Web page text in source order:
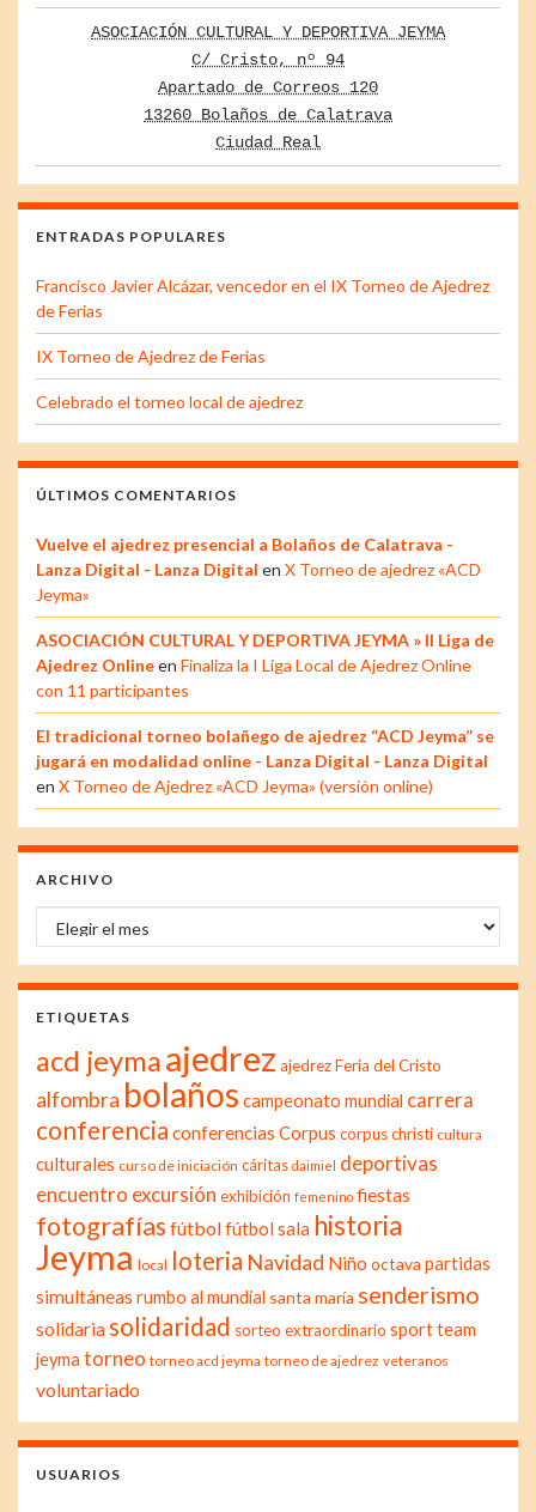
ASOCIACIÓN CULTURAL Y DEPORTIVA JEYMA
C/ Cristo, nº 94
Apartado de Correos 120
13260 Bolaños de Calatrava
Ciudad Real
ENTRADAS POPULARES
Francisco Javier Alcázar, vencedor en el IX Torneo de Ajedrez
de Ferias
IX Torneo de Ajedrez de Ferias
Celebrado el torneo local de ajedrez
ÚLTIMOS COMENTARIOS
Vuelve el ajedrez presencial a Bolaños de Calatrava -
Lanza Digital - Lanza Digital en X Torneo de ajedrez «ACD
Jeyma»
ASOCIACIÓN CULTURAL Y DEPORTIVA JEYMA » II Liga de
Ajedrez Onlineen Finaliza la I Liga Local de Ajedrez Online
con 11 participantes
El tradicional torneo bolañego de ajedrez “ACD Jeyma” se
jugará en modalidad online - Lanza Digital - Lanza Digital
en X Torneo de Ajedrez «ACD Jeyma» (versión online)
ARCHIVO
Archivo
ETIQUETAS
acd jeymaajedrez ajedrez Feria del Cristo
alfombra bolaños campeonato mundial carrera
conferencia conferencias Corpus corpus christi cultura
culturales curso de iniciación cáritas daimiel deportivas
encuentro excursión exhibición femenino fiestas
fotografías fútbolfútbol sala historia
Jeyma local loteria Navidad Niño octava partidas
simultáneas rumbo al mundial santa maría senderismo
solidariasolidaridad sorteo extraordinario sport team
jeyma torneo torneo acd jeyma torneo de ajedrez veteranos
voluntariado
USUARIOS